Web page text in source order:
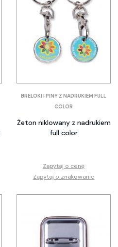
BRELOKI I PINY Z NADRUKIEM FULL
COLOR
Żeton niklowany z nadrukiem
full color
Zapytaj o cenę
Zapytaj o znakowanie